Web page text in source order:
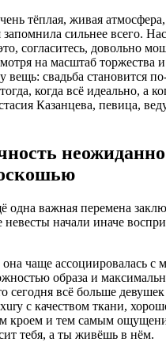
тёплая, живая
сильнее всего.
согласитесь, довольно
на масштаб торжества
вещь: свадьба становится
когда всё идеально, а
Казанцева, певица,
неожиданно
одна важная перемена
невесты начали иначе
чаще ассоциировалась с
образа и
сегодня всё больше
с качеством ткани,
кроем и тем самым
тебя, а ты живёшь в нём.